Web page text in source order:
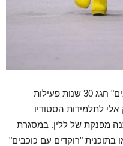
אלי מזרחי, השופט ל "רוקדים עם כוכבים" חגג 30 שנות פעילות
אלי לתלמידות הסטודיו
מ- 25 שנה, מתנה מפנקת של ללין. במסגרת
בתוכנית "רוקדים עם כוכבים"